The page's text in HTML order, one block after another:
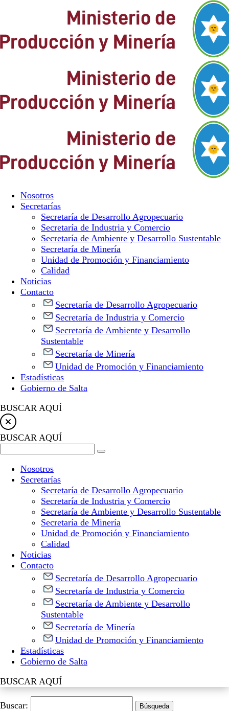
Nosotros
Secretarías
Secretaría de Desarrollo Agropecuario
Secretaría de Industria y Comercio
Secretaría de Ambiente y Desarrollo Sustentable
Secretaría de Minería
Unidad de Promoción y Financiamiento
Calidad
Noticias
Contacto
Secretaría de Desarrollo Agropecuario
Secretaría de Industria y Comercio
Secretaría de Ambiente y Desarrollo
Sustentable
Secretaría de Minería
Unidad de Promoción y Financiamiento
Estadísticas
Gobierno de Salta
BUSCAR AQUÍ
BUSCAR AQUÍ
Nosotros
Secretarías
Secretaría de Desarrollo Agropecuario
Secretaría de Industria y Comercio
Secretaría de Ambiente y Desarrollo Sustentable
Secretaría de Minería
Unidad de Promoción y Financiamiento
Calidad
Noticias
Contacto
Secretaría de Desarrollo Agropecuario
Secretaría de Industria y Comercio
Secretaría de Ambiente y Desarrollo
Sustentable
Secretaría de Minería
Unidad de Promoción y Financiamiento
Estadísticas
Gobierno de Salta
BUSCAR AQUÍ
Buscar: